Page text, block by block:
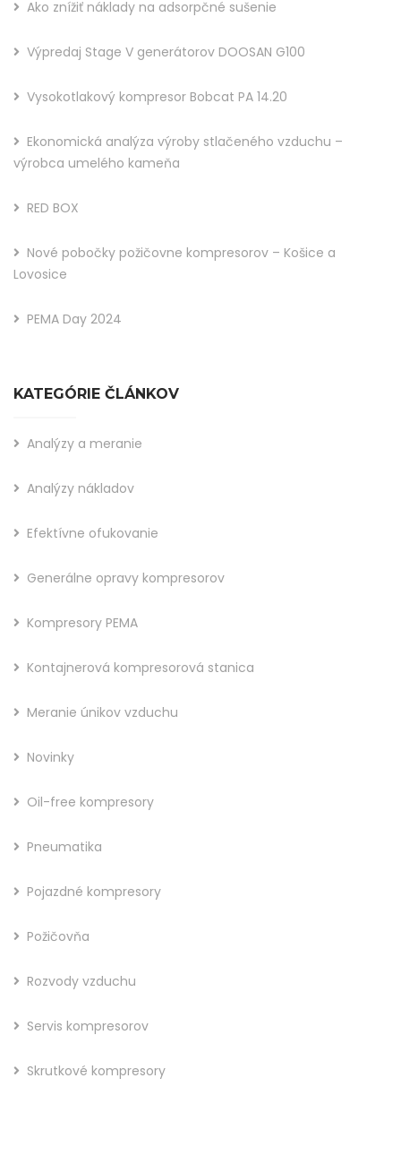
Ako znížiť náklady na adsorpčné sušenie
Výpredaj Stage V generátorov DOOSAN G100
Vysokotlakový kompresor Bobcat PA 14.20
Ekonomická analýza výroby stlačeného vzduchu –
výrobca umelého kameňa
RED BOX
Nové pobočky požičovne kompresorov – Košice a
Lovosice
PEMA Day 2024
KATEGÓRIE ČLÁNKOV
Analýzy a meranie
Analýzy nákladov
Efektívne ofukovanie
Generálne opravy kompresorov
Kompresory PEMA
Kontajnerová kompresorová stanica
Meranie únikov vzduchu
Novinky
Oil-free kompresory
Pneumatika
Pojazdné kompresory
Požičovňa
Rozvody vzduchu
Servis kompresorov
Skrutkové kompresory